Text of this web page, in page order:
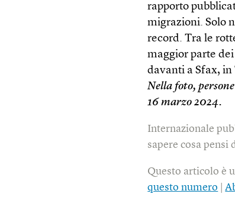
rapporto
migrazioni. Solo
record. Tra le
maggior parte
davanti a Sfax,
Nella foto,
16 marzo 2024.
Internazionale
sapere cosa
Questo articolo è
questo numero |